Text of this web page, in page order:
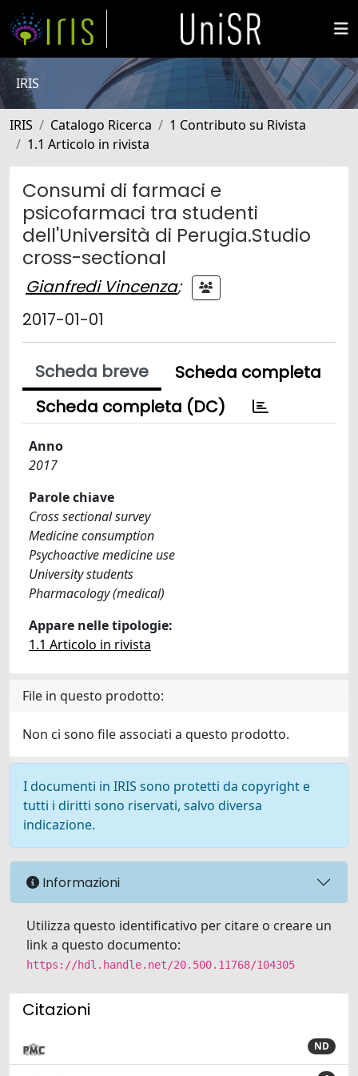
IRIS
IRIS Catalogo Ricerca
1 Contributo su Rivista
1.1 Articolo in rivista
Consumi di farmaci e
psicofarmaci tra studenti
dell'Università di Perugia.Studio
cross-sectional
Gianfredi Vincenza;
2017-01-01
Scheda breve
Scheda completa
Scheda completa (DC)
Anno
2017
Parole chiave
Cross sectional survey
Medicine consumption
Psychoactive medicine use
University students
Pharmacology (medical)
Appare nelle tipologie:
1.1 Articolo in rivista
File in questo prodotto:
Non ci sono file associati a questo prodotto.
I documenti in IRIS sono protetti da copyright e
tutti i diritti sono riservati, salvo diversa
indicazione.
Informazioni
Utilizza questo identificativo per citare o creare un
link a questo documento:
https://hdl.handle.net/20.500.11768/104305
Citazioni
ND